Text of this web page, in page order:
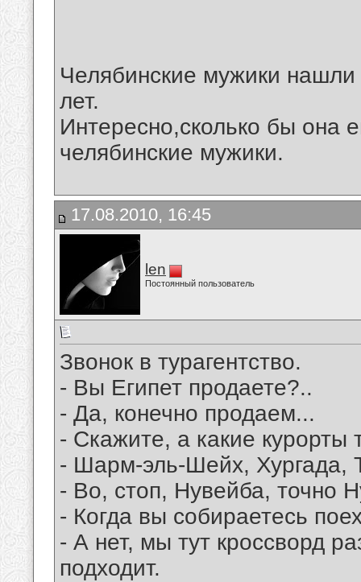
Челябинские мужики
лет.
Интересно,сколько бы
челябинские мужики.
17.08.2010, 16:45
len
Постоянный пользователь
Звонок в турагентство.
- Вы Египет продаете?..
- Да, конечно продаем...
- Скажите, а какие курорты
- Шарм-эль-Шейх, Хургада,
- Во, стоп, Нувейба, точно
- Когда вы собираетесь
- А нет, мы тут кроссворд
подходит.